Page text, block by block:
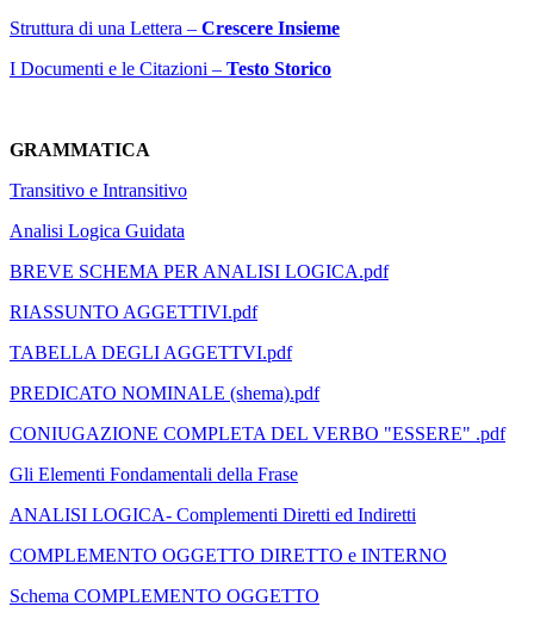
Struttura di una Lettera – Crescere Insieme
I Documenti e le Citazioni – Testo Storico
GRAMMATICA
Transitivo e Intransitivo
Analisi Logica Guidata
BREVE SCHEMA PER ANALISI LOGICA.pdf
RIASSUNTO AGGETTIVI.pdf
TABELLA DEGLI AGGETTVI.pdf
PREDICATO NOMINALE (shema).pdf
CONIUGAZIONE COMPLETA DEL VERBO "ESSERE" .pdf
Gli Elementi Fondamentali della Frase
ANALISI LOGICA- Complementi Diretti ed Indiretti
COMPLEMENTO OGGETTO DIRETTO e INTERNO
Schema COMPLEMENTO OGGETTO